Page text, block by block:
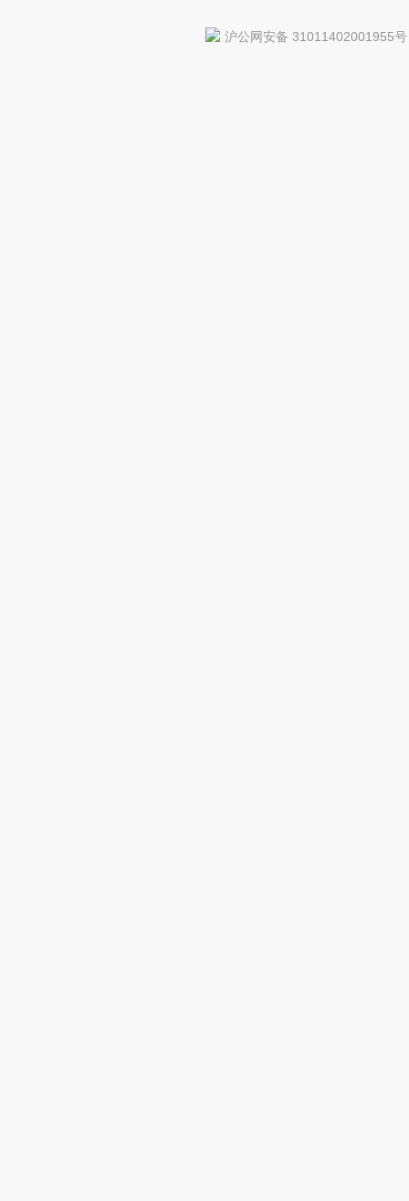
沪公网安备 31011402001955号